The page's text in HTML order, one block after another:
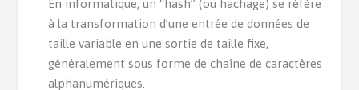
En informatique, un “hash” (ou hachage) se réfère
à la transformation d’une entrée de données de
taille variable en une sortie de taille fixe,
généralement sous forme de chaîne de caractères
alphanumériques.